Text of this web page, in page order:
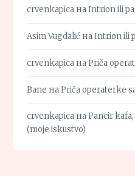
crvenkapica наIntrion ili
Asim Vugdalić наIntrion ili
crvenkapica наPriča
Bane наPriča operaterke
crvenkapica наPancir
(moje iskustvo)